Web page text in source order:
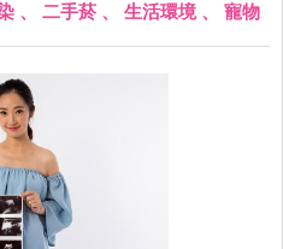
、 二手菸 、 生活環境、 寵物